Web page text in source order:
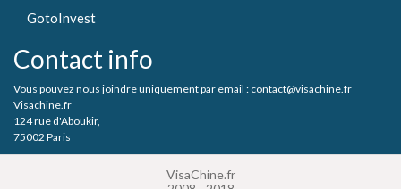
GotoInvest
Contact info
Vous pouvez nous joindre uniquement par email : contact@visachine.fr
Visachine.fr
124 rue d'Aboukir,
75002 Paris
VisaChine.fr